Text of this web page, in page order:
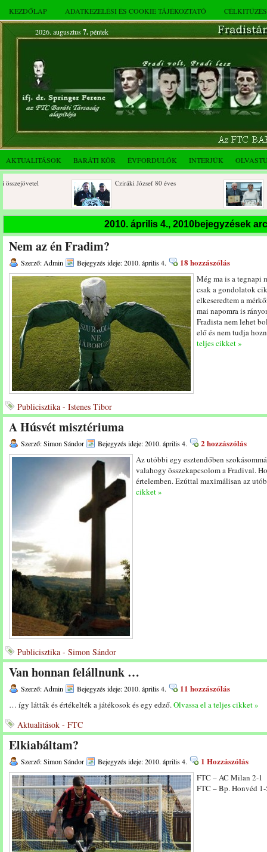
KEZDŐLAP ADATKEZELÉSI ÉS COOKIE TÁJÉKOZTATÓ
2026. augusztus 7.péntek
AKTUALITÁSOK BARÁTI KÖR ÉVFORDULÓK INTERJÚK
Cziráki József 80 éves
2025. decemberi
összejövetel
Az FTC Baráti Kör 2025. októberi
2010. április 4., 2010bejegyzések
Nem az én Fradim?
Szerző: Admin Bejegyzés ideje: 2010. április 4. 18 hozzászólás
Még ma is a tegnapi
csak a gondolatok
elkeseredtem a
mai napomra is
Fradista nem lehet
elő és nem tudja
teljes cikket »
Publicisztika - Istenes Tibor
A Húsvét misztériuma
Szerző: Simon Sándor Bejegyzés ideje: 2010. április 4. 2 hozzászólás
Az utóbbi egy esztendőben
valahogy összekapcsolom a Fradival.
értelemben. Ezúttal maximálisan az
cikket »
Publicisztika - Simon Sándor
Van honnan felállnunk …
Szerző: Admin Bejegyzés ideje: 2010. április 4. 11 hozzászólás
… így látták és értékelték a játékosok és egy edző.Olvassa el a teljes cikket »
Aktualitások - FTC
Elkiabáltam?
Szerző: Simon Sándor Bejegyzés ideje: 2010. április 4. 1 Hozzászólás
FTC – AC Milan 2-1
FTC – Bp. Honvéd